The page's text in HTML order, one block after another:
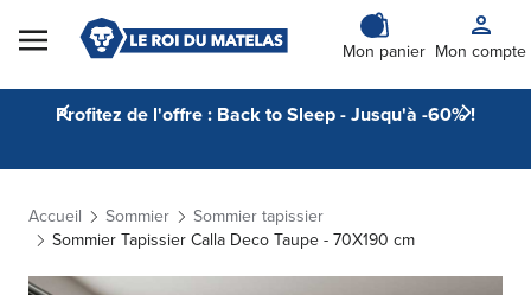
Skip to Content
Mon panier Mon compte
Profitez de l'offre : Back to Sleep - Jusqu'à -60% !
Accueil Sommier
Sommier tapissier
Sommier Tapissier Calla Deco Taupe - 70X190 cm